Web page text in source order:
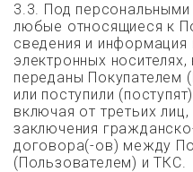
3.3. Под
любые относящиеся к
сведения и
электронных
переданы Покупателем
или поступили
включая от третьих
заключения
договора(-ов) между
(Пользователем) и ТКС.